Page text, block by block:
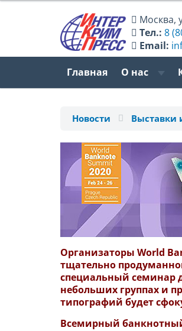
Москва,
Тел.: 8
Email:
Главная О нас
Новости Выставки
Организаторы World
тщательно
специальный семинар
небольших группах и
типографий будет
Всемирный банкнотный